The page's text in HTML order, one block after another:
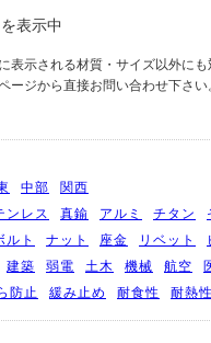
表示中
表示される材質・サイズ以外に
ージから直接お問い合わせ下さい
中部
関西
ンレス 真鍮 アルミ チタン
ルト ナット 座金 リベット
建築 弱電 土木 機械 航空
防止 緩み止め 耐食性 耐熱